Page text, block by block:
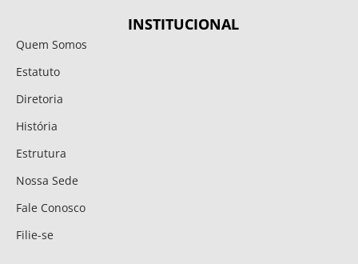
INSTITUCIONAL
Quem Somos
Estatuto
Diretoria
História
Estrutura
Nossa Sede
Fale Conosco
Filie-se